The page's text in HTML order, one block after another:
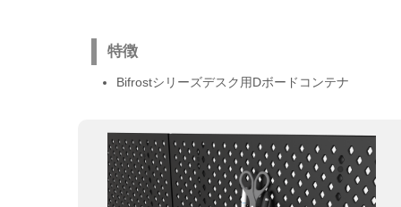
特徴
Bifrostシリーズデスク用Dボードコンテナ